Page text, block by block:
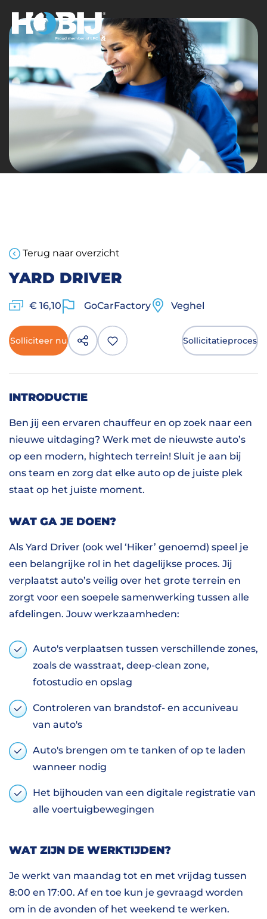
Terug naar overzicht
YARD DRIVER
€ 16,10 GoCarFactory Veghel
Solliciteer nu Sollicitatieproces
INTRODUCTIE
Ben jij een ervaren chauffeur en op zoek naar een
nieuwe uitdaging? Werk met de nieuwste auto’s
op een modern, hightech terrein! Sluit je aan bij
ons team en zorg dat elke auto op de juiste plek
staat op het juiste moment.
WAT GA JE DOEN?
Als Yard Driver (ook wel ‘Hiker’ genoemd) speel je
een belangrijke rol in het dagelijkse proces. Jij
verplaatst auto’s veilig over het grote terrein en
zorgt voor een soepele samenwerking tussen alle
afdelingen. Jouw werkzaamheden:
Auto's verplaatsen tussen verschillende zones,
zoals de wasstraat, deep-clean zone,
fotostudio en opslag
Controleren van brandstof- en accuniveau
van auto's
Auto's brengen om te tanken of op te laden
wanneer nodig
Het bijhouden van een digitale registratie van
alle voertuigbewegingen
WAT ZIJN DE WERKTIJDEN?
Je werkt van maandag tot en met vrijdag tussen
8:00 en 17:00. Af en toe kun je gevraagd worden
om in de avonden of het weekend te werken.